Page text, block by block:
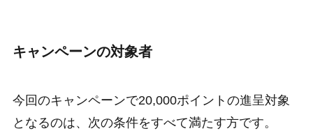
キャンペーンの対象者
今回のキャンペーンで20,000ポイントの進呈対象
となるのは、次の条件をすべて満たす方です。